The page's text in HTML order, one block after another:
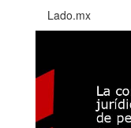
Lado.mx